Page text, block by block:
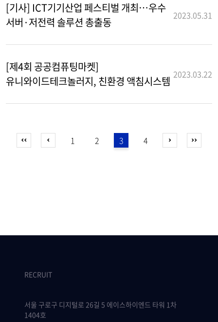
[기사] ICT기기산업 페스티벌 개최…우수
서버·저전력 솔루션 총출동
2023.05.31
[제4회 공공컴퓨팅마켓]
유니와이드테크놀러지, 친환경 액침시스템 2023.03.22
1 2 3 4
RECRUIT
서울 구로구 디지털로 26길 5 에이스하이엔드 타워 1차
1404호